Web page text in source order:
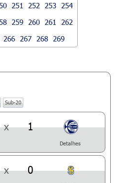
251 252 253
254
259 260 261
262
266 267 268 269
Sub-20
x 1
Detalhes
x 0